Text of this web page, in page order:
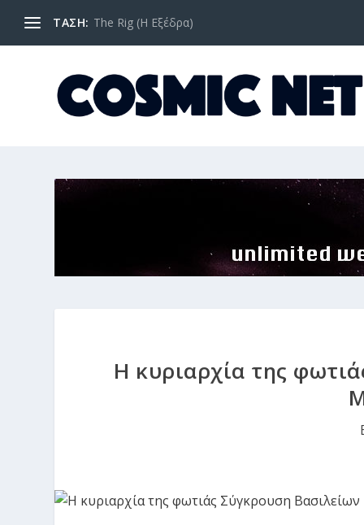
ΤΑΣΗ: The Rig (Η Εξέδρα)
Η κυριαρχία της